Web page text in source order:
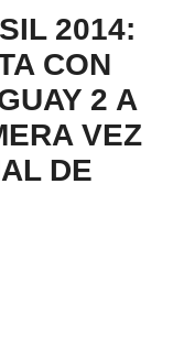
2014:
CON
2 A
VEZ
DE